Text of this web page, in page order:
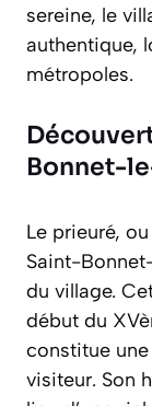
sereine, le
authentique,
métropoles.
Bonnet-
Le prieuré,
Saint-
du village.
début du
constitue
visiteur. Son